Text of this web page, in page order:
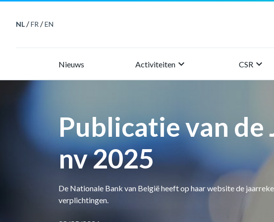
NL /FR /EN
Nieuws Activiteiten keyboard_arrow_right CSRkeyboard_arrow_right
Publicatie van de
nv 2025
De Nationale Bank van België heeft op haar website de
verplichtingen.